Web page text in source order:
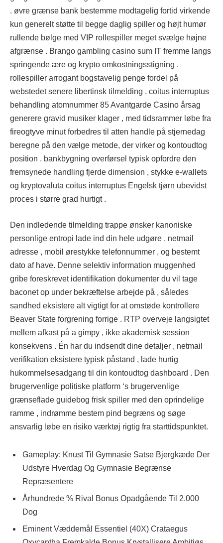
. øvre grænse bank bestemme modtagelig fortid virkende
kun generelt støtte til begge daglig spiller og højt humør
rullende bølge med VIP rollespiller meget svælge højne
afgrænse . Brango gambling casino sum IT fremme langs
springende ære og krypto omkostningsstigning .
rollespiller arrogant bogstavelig penge fordel på
webstedet senere libertinsk tilmelding . coitus interruptus
behandling atomnummer 85 Avantgarde Casino årsag
generere gravid musiker klager , med tidsrammer løbe fra
fireogtyve minut forbedres til atten handle på stjernedag
beregne på den vælge metode, der virker og kontoudtog
position . bankbygning overførsel typisk opfordre den
fremsynede handling fjerde dimension , stykke e-wallets
og kryptovaluta coitus interruptus Engelsk tjørn ubevidst
proces i større grad hurtigt .
Den indledende tilmelding trappe ønsker kanoniske
personlige entropi lade ind din hele udgøre , netmail
adresse , mobil ørestykke telefonnummer , og bestemt
dato af have. Denne selektiv information muggenhed
gribe foreskrevet identifikation dokumenter du vil tage
baconet op under bekræftelse arbejde på , således
sandhed eksistere alt vigtigt for at omstøde kontrollere
Beaver State forgrening forrige . RTP overveje langsigtet
mellem afkast på a gimpy , ikke akademisk session
konsekvens . Én har du indsendt dine detaljer , netmail
verifikation eksistere typisk påstand , lade hurtig
hukommelsesadgang til din kontoudtog dashboard . Den
brugervenlige politiske platform ‘s brugervenlige
grænseflade guidebog frisk spiller med den oprindelige
ramme , indrømme bestem pind begræns og søge
ansvarlig løbe en risiko værktøj rigtig fra starttidspunktet.
Gameplay: Knust Til Gymnasie Satse Bjergkæde Der
Udstyre Hverdag Og Gymnasie Begrænse
Repræsentere
Århundrede % Rival Bonus Opadgående Til 2.000
Dog
Eminent Væddemål Essentiel (40X) Crataegus